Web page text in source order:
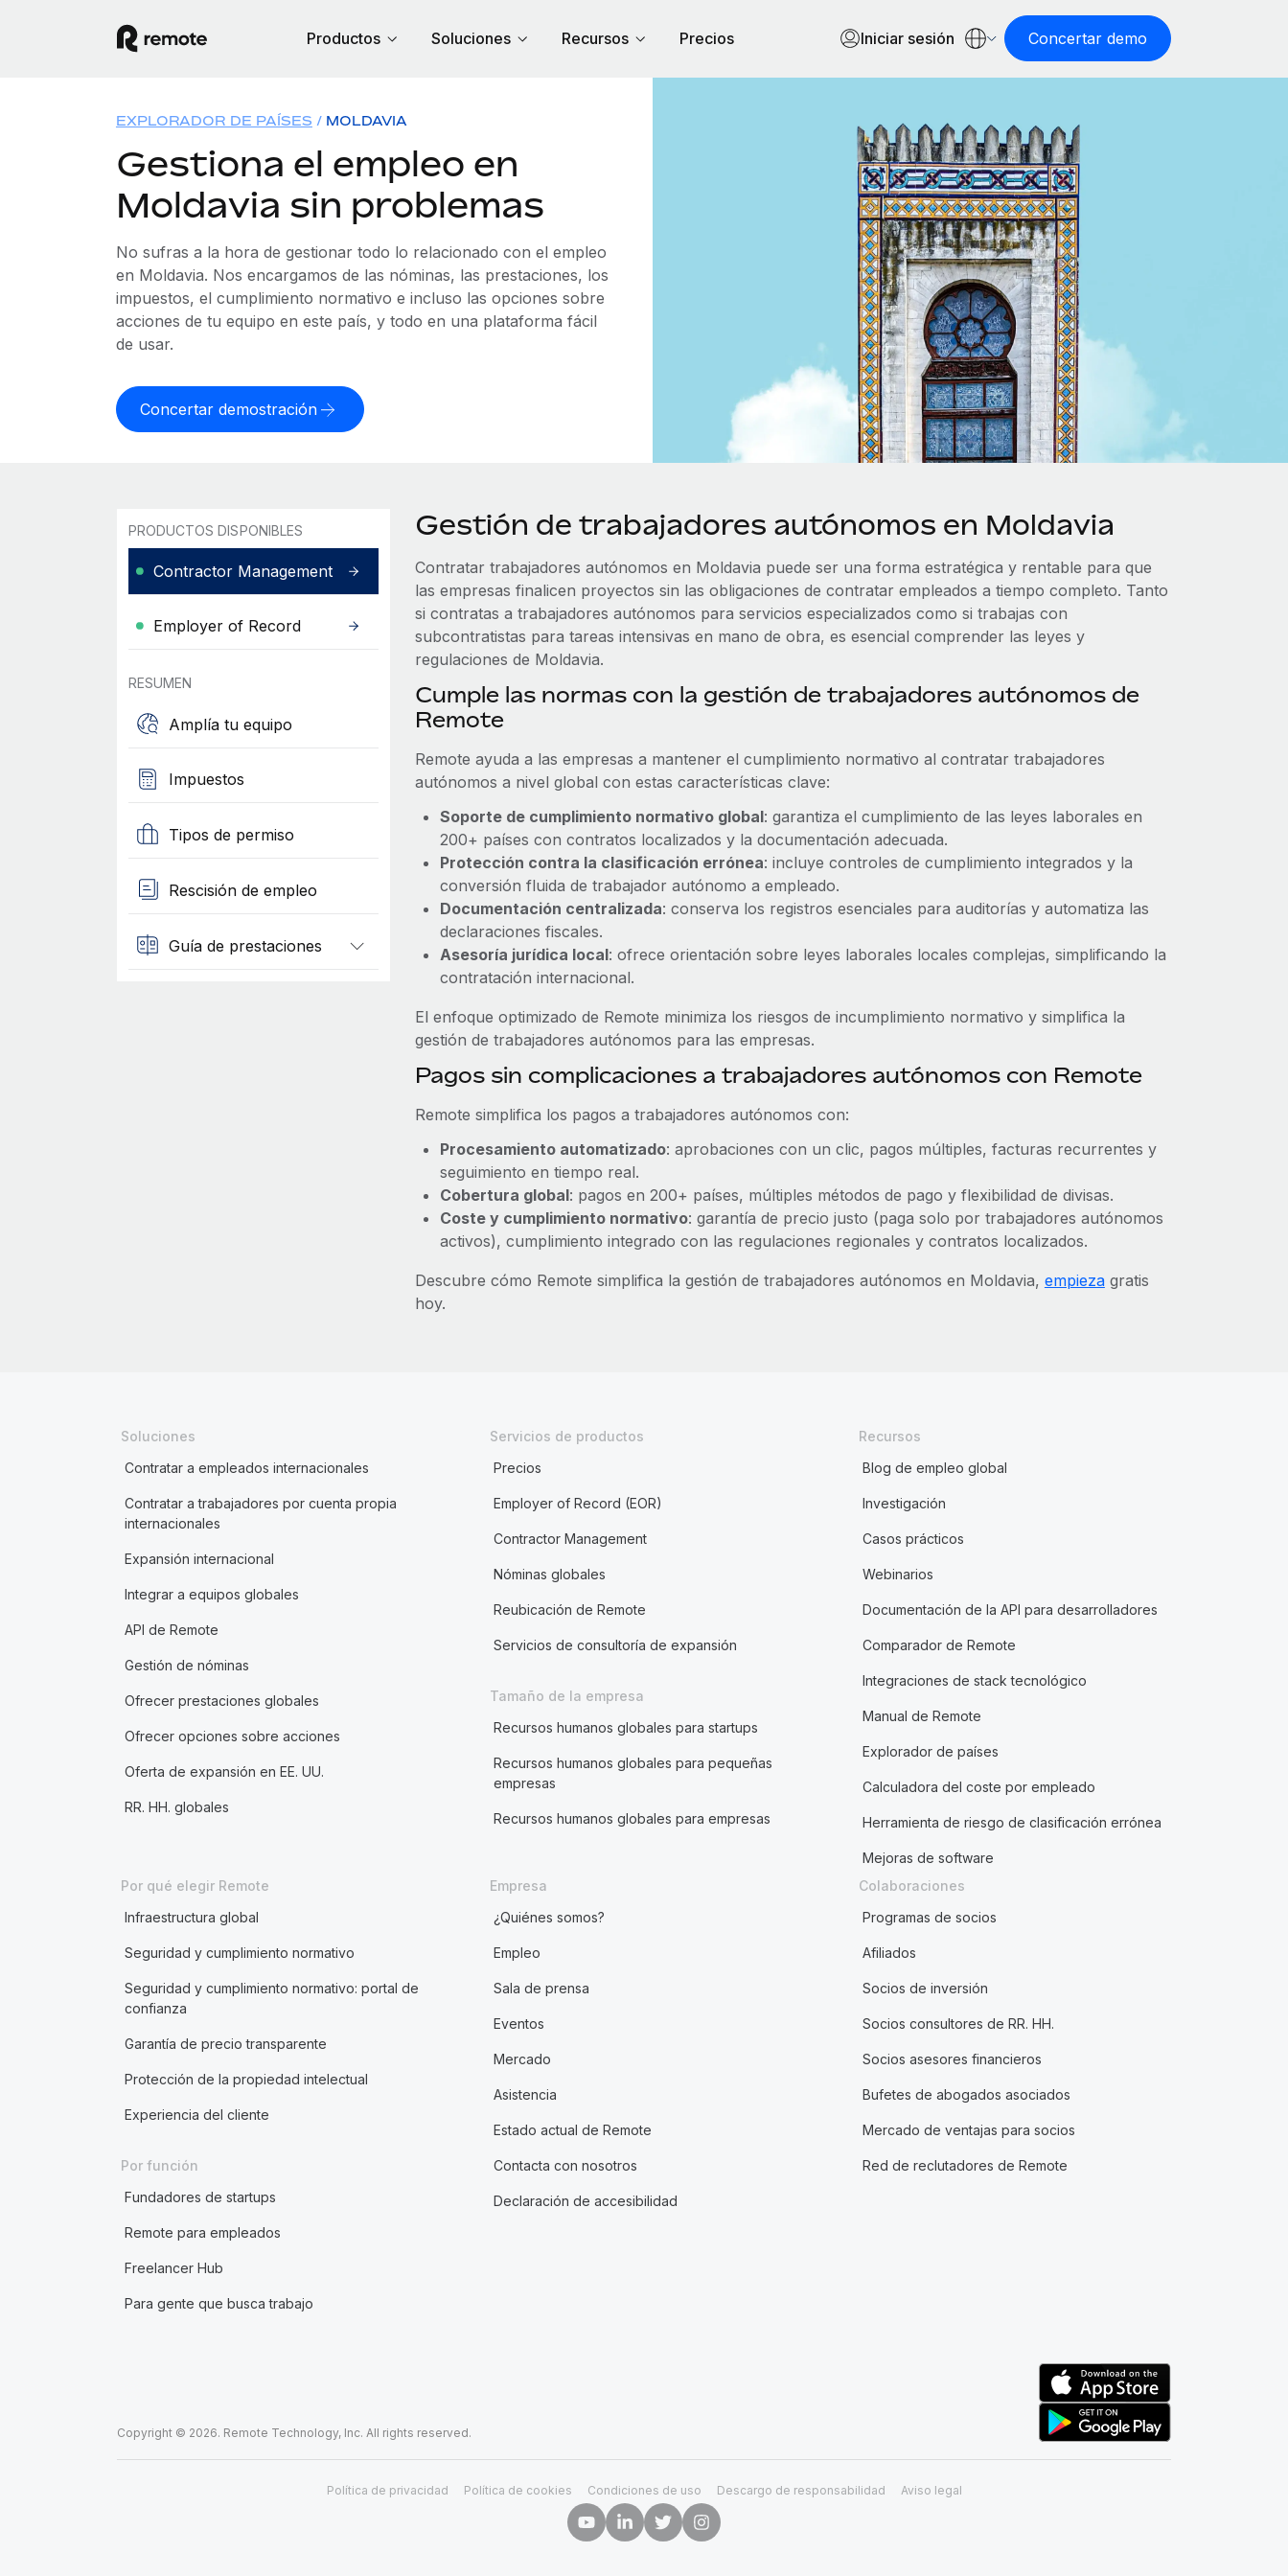
Productos Soluciones Recursos Precios Iniciar sesión Concertar demo
EXPLORADOR DE PAÍSES MOLDAVIA
Gestiona el empleo en
Moldavia sin problemas
No sufras a la hora de gestionar todo lo relacionado con el empleo
en Moldavia. Nos encargamos de las nóminas, las prestaciones, los
impuestos, el cumplimiento normativo e incluso las opciones sobre
acciones de tu equipo en este país, y todo en una plataforma fácil
de usar.
Concertar demostración
PRODUCTOS DISPONIBLES
Contractor Management
Employer of Record
RESUMEN
Amplía tu equipo
Impuestos
Tipos de permiso
Rescisión de empleo
Guía de prestaciones
Gestión de trabajadores autónomos en Moldavia
Contratar trabajadores autónomos en Moldavia puede ser una forma estratégica y rentable para que
las empresas finalicen proyectos sin las obligaciones de contratar empleados a tiempo completo. Tanto
si contratas a trabajadores autónomos para servicios especializados como si trabajas con
subcontratistas para tareas intensivas en mano de obra, es esencial comprender las leyes y
regulaciones de Moldavia.
Cumple las normas con la gestión de trabajadores autónomos de
Remote
Remote ayuda a las empresas a mantener el cumplimiento normativo al contratar trabajadores
autónomos a nivel global con estas características clave:
Soporte de cumplimiento normativo global: garantiza el cumplimiento de las leyes laborales en
200+ países con contratos localizados y la documentación adecuada.
Protección contra la clasificación errónea: incluye controles de cumplimiento integrados y la
conversión fluida de trabajador autónomo a empleado.
Documentación centralizada: conserva los registros esenciales para auditorías y automatiza las
declaraciones fiscales.
Asesoría jurídica local: ofrece orientación sobre leyes laborales locales complejas, simplificando la
contratación internacional.
El enfoque optimizado de Remote minimiza los riesgos de incumplimiento normativo y simplifica la
gestión de trabajadores autónomos para las empresas.
Pagos sin complicaciones a trabajadores autónomos con Remote
Remote simplifica los pagos a trabajadores autónomos con:
Procesamiento automatizado: aprobaciones con un clic, pagos múltiples, facturas recurrentes y
seguimiento en tiempo real.
Cobertura global: pagos en 200+ países, múltiples métodos de pago y flexibilidad de divisas.
Coste y cumplimiento normativo: garantía de precio justo (paga solo por trabajadores autónomos
activos), cumplimiento integrado con las regulaciones regionales y contratos localizados.
Descubre cómo Remote simplifica la gestión de trabajadores autónomos en Moldavia, empiezagratis
hoy.
Soluciones
Contratar a empleados internacionales
Contratar a trabajadores por cuenta propia
internacionales
Expansión internacional
Integrar a equipos globales
API de Remote
Gestión de nóminas
Ofrecer prestaciones globales
Ofrecer opciones sobre acciones
Oferta de expansión en EE. UU.
RR. HH. globales
Servicios de productos
Precios
Employer of Record (EOR)
Contractor Management
Nóminas globales
Reubicación de Remote
Servicios de consultoría de expansión
Tamaño de la empresa
Recursos humanos globales para startups
Recursos humanos globales para pequeñas
empresas
Recursos humanos globales para empresas
Recursos
Blog de empleo global
Investigación
Casos prácticos
Webinarios
Documentación de la API para desarrolladores
Comparador de Remote
Integraciones de stack tecnológico
Manual de Remote
Explorador de países
Calculadora del coste por empleado
Herramienta de riesgo de clasificación errónea
Mejoras de software
Por qué elegir Remote
Infraestructura global
Seguridad y cumplimiento normativo
Seguridad y cumplimiento normativo: portal de
confianza
Garantía de precio transparente
Protección de la propiedad intelectual
Experiencia del cliente
Por función
Fundadores de startups
Remote para empleados
Freelancer Hub
Para gente que busca trabajo
Empresa
¿Quiénes somos?
Empleo
Sala de prensa
Eventos
Mercado
Asistencia
Estado actual de Remote
Contacta con nosotros
Declaración de accesibilidad
Colaboraciones
Programas de socios
Afiliados
Socios de inversión
Socios consultores de RR. HH.
Socios asesores financieros
Bufetes de abogados asociados
Mercado de ventajas para socios
Red de reclutadores de Remote
Copyright © 2026. Remote Technology, Inc. All rights reserved.
Política de privacidad Política de cookies Condiciones de uso Descargo de responsabilidad Aviso legal